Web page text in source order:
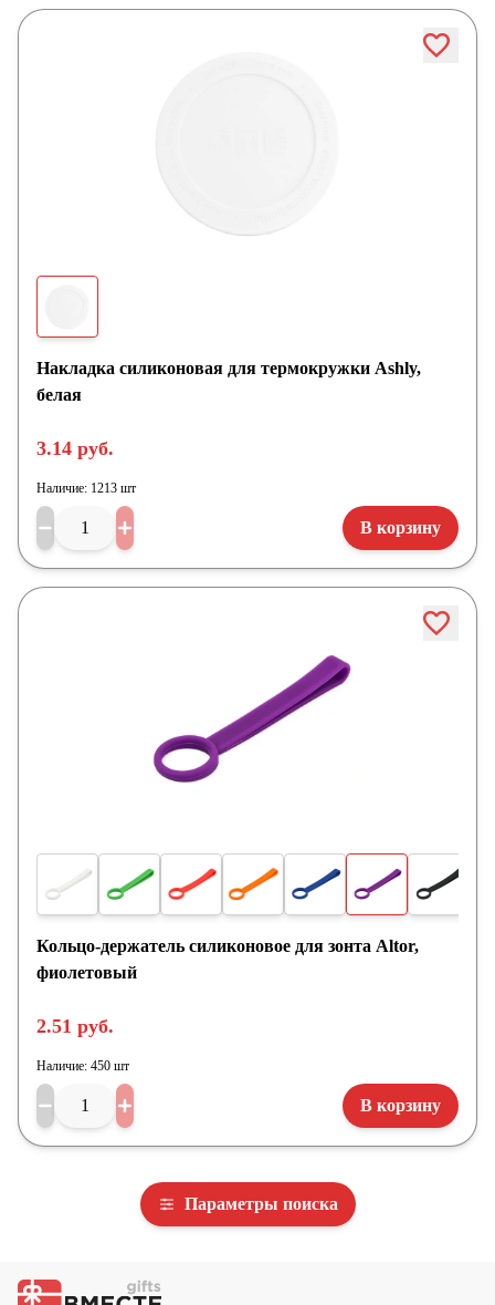
Накладка силиконовая для термокружки Ashly,
белая
3.14 руб.
Наличие: 1213 шт
В корзину
Кольцо-держатель силиконовое для зонта Altor,
фиолетовый
2.51 руб.
Наличие: 450 шт
В корзину
Параметры поиска